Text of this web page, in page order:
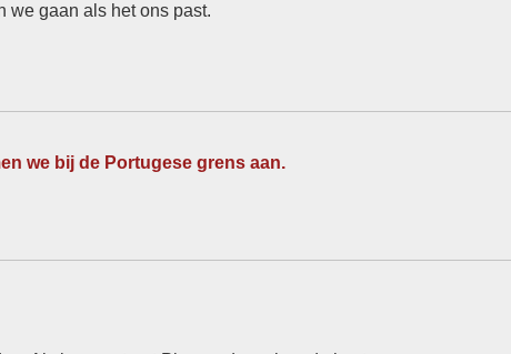
we gaan als het ons past.
we bij de Portugese grens aan.